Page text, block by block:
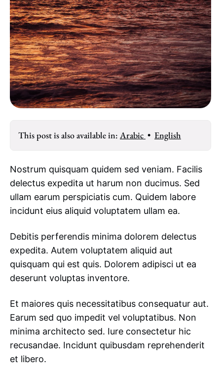
This post is also available in: Arabic • English
Nostrum quisquam quidem sed veniam. Facilis
delectus expedita ut harum non ducimus. Sed
ullam earum perspiciatis cum. Quidem labore
incidunt eius aliquid voluptatem ullam ea.
Debitis perferendis minima dolorem delectus
expedita. Autem voluptatem aliquid aut
quisquam qui est quis. Dolorem adipisci ut ea
deserunt voluptas inventore.
Et maiores quis necessitatibus consequatur aut.
Earum sed quo impedit vel voluptatibus. Non
minima architecto sed. Iure consectetur hic
recusandae. Incidunt quibusdam reprehenderit
et libero.